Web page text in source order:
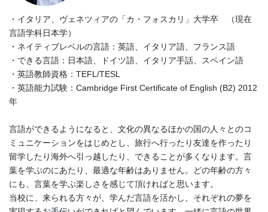
・イタリア、ヴェネツィアの「カ・フォスカリ」大学卒 （現在
言語学科日本学）
・ネイティブレベルの言語：英語、イタリア語、フランス語
・できる言語：日本語、ドイツ語、イタリア手話、スペイン語
・英語教師資格：TEFL/TESL
・英語能力試験：Cambridge First Certificate of English (B2) 2012
年
言語ができるようになると、文化の異なるほかの国の人々とのコ
ミュニケーションをはじめとし、旅行へ行ったり友達を作ったり
留学したり海外へ引っ越したり、できることが多くなります。言
葉を学ぶのにあたり、最適な年齢はありません。どの年齢の方々
にも、言葉を学ぶ楽しさを感じて頂ければと思います。
当校に、来られる方々が、学んだ言語を活かし、それぞれの夢を